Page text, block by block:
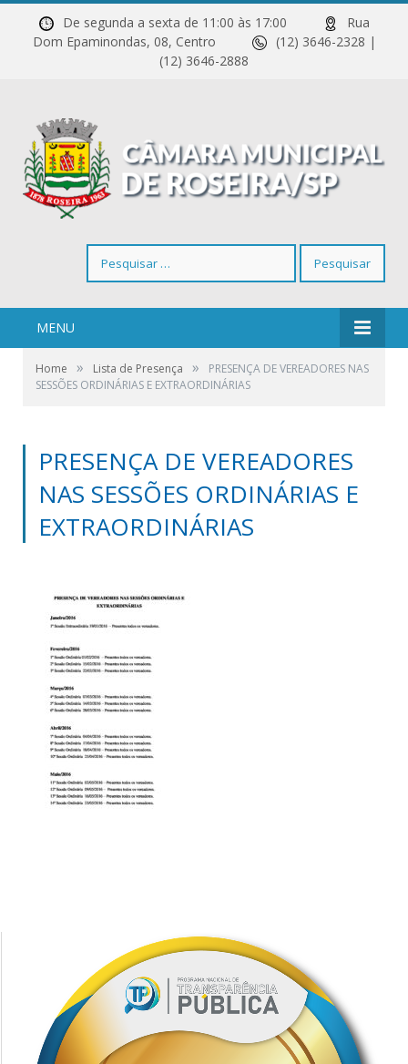
De segunda a sexta de 11:00 às 17:00
Rua
Dom Epaminondas, 08, Centro
(12) 3646-2328 |
(12) 3646-2888
por:
MENU
Home » Lista de Presença »
PRESENÇA DE VEREADORES NAS
SESSÕES ORDINÁRIAS E EXTRAORDINÁRIAS
PRESENÇA DE VEREADORES
NAS SESSÕES ORDINÁRIAS E
EXTRAORDINÁRIAS